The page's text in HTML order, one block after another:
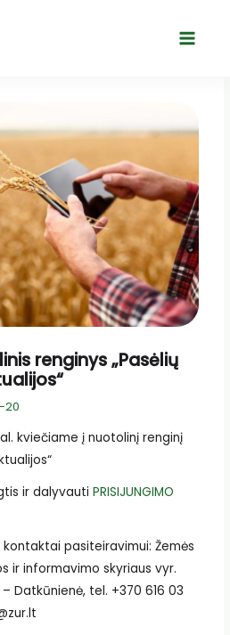
Main
renginys „Pasėlių
20
kviečiame į nuotolinį renginį
ir dalyvauti PRISIJUNGIMO
pasiteiravimui: Žemės
ir informavimo skyriaus vyr.
Datkūnienė, tel. +370 616 03